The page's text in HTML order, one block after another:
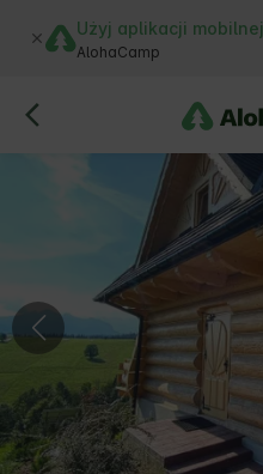
Użyj aplikacji mobilnej
AlohaCamp